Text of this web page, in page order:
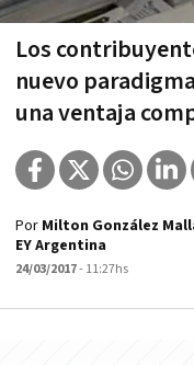
Los
nuevo
una
Por Milton González
EY Argentina
24/03/2017- 11:27hs